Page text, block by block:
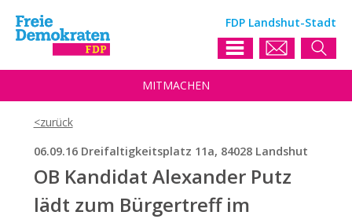
FDP Landshut-Stadt
MITMACHEN
06.09.16 Dreifaltigkeitsplatz 11a, 84028 Landshut
OB Kandidat Alexander Putz
lädt zum Bürgertreff im